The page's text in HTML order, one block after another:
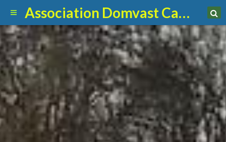
Association Domvast Canin Club